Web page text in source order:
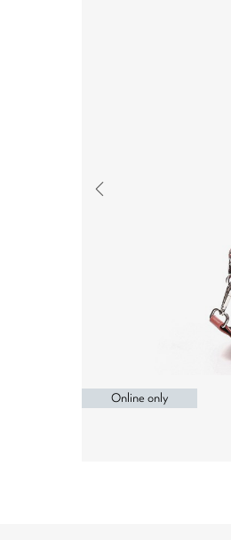
Online only